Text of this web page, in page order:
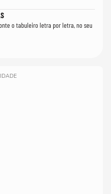
o tabuleiro letra por letra, no seu